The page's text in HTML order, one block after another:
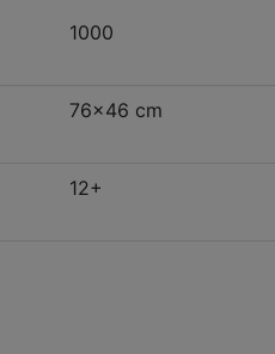
1000
76x46 cm
12+